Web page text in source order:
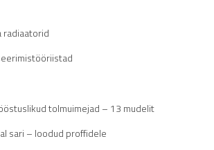
radiaatorid
tolmuimejad – 13 mudelit
sari – loodud proffidele